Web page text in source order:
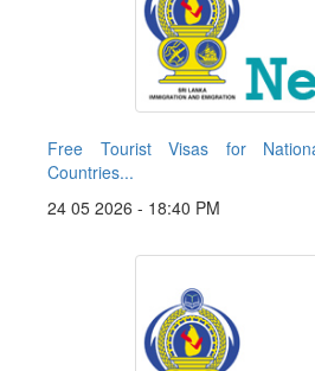
Free Tourist Visas for
Countries...
24 05 2026 - 18:40 PM